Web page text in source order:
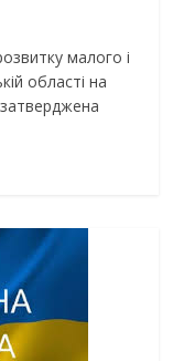
малого і
області на